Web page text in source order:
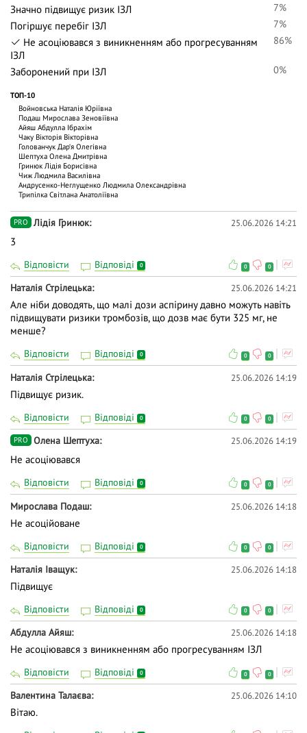
Значно підвищує ризик ІЗЛ
7%
Погіршує перебіг ІЗЛ
7%
Не асоціювався з виникненням або прогресуванням
ІЗЛ
86%
Заборонений при ІЗЛ 0%
ТОП-10
Войновська Наталія Юріївна
Подаш Мирослава Зеновіївна
Айяш Абдулла Ібрахім
Чаку Вiкторiя Вiкторiвна
Голованчук Дар‘я Олегівна
Шептуха Олена Дмитрівна
Гринюк Лідія Борисівна
Чиж Людмила Василівна
Андрусенко-Неглущенко Людмила Олександрівна
Трипілка Світлана Анатоліївна
PRO Лідія Гринюк 25.06.2026 14:21
3
Відповісти Відповіді 0 0 0
Наталія Стрілецька 25.06.2026 14:21
Але ніби доводять, що малі дози аспірину давно можуть навіть
підвищувати ризики тромбозів, що дозв має бути 325 мг, не
менше?
Відповісти Відповіді 0 0 0
Наталія Стрілецька 25.06.2026 14:19
Підвищує ризик.
Відповісти Відповіді 0 0 0
PRO Олена Шептуха 25.06.2026 14:19
Не асоціювався
Відповісти Відповіді 0 0 0
Мирослава Подаш 25.06.2026 14:18
Не асоційоване
Відповісти Відповіді 0 0 0
Наталія Іващук 25.06.2026 14:18
Підвищує
Відповісти Відповіді 0 0 0
Абдулла Айяш 25.06.2026 14:18
Не асоціювався з виникненням або прогресуванням ІЗЛ
Відповісти Відповіді 0 0 0
Валентина Талаєва 25.06.2026 14:10
Вітаю.